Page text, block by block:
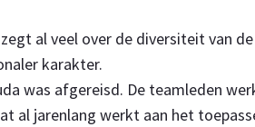
al veel over de diversiteit van de
karakter.
was afgereisd. De teamleden
jarenlang werkt aan het